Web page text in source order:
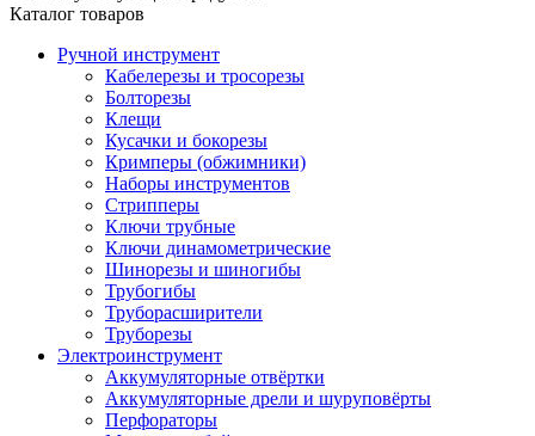
Каталог товаров
Ручной инструмент
Кабелерезы и тросорезы
Болторезы
Клещи
Кусачки и бокорезы
Кримперы (обжимники)
Наборы инструментов
Стрипперы
Ключи трубные
Ключи динамометрические
Шинорезы и шиногибы
Трубогибы
Труборасширители
Труборезы
Электроинструмент
Аккумуляторные отвёртки
Аккумуляторные дрели и шуруповёрты
Перфораторы